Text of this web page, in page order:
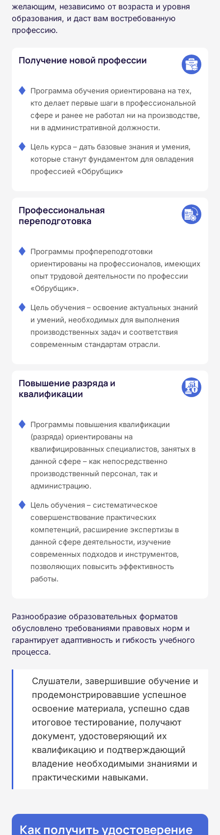
желающим, независимо от возраста и уровня
образования, и даст вам востребованную
профессию.
Получение новой профессии
Программа обучения ориентирована на тех,
кто делает первые шаги в профессиональной
сфере и ранее не работал ни на производстве,
ни в административной должности.
Цель курса – дать базовые знания и умения,
которые станут фундаментом для овладения
профессией «Обрубщик»
Профессиональная
переподготовка
Программы профпереподготовки
ориентированы на профессионалов, имеющих
опыт трудовой деятельности по профессии
«Обрубщик».
Цель обучения – освоение актуальных знаний
и умений, необходимых для выполнения
производственных задач и соответствия
современным стандартам отрасли.
Повышение разряда и
квалификации
Программы повышения квалификации
(разряда) ориентированы на
квалифицированных специалистов, занятых в
данной сфере – как непосредственно
производственный персонал, так и
администрацию.
Цель обучения – систематическое
совершенствование практических
компетенций, расширение экспертизы в
данной сфере деятельности, изучение
современных подходов и инструментов,
позволяющих повысить эффективность
работы.
Разнообразие образовательных форматов
обусловлено требованиями правовых норм и
гарантирует адаптивность и гибкость учебного
процесса.
Слушатели, завершившие обучение и
продемонстрировавшие успешное
освоение материала, успешно сдав
итоговое тестирование, получают
документ, удостоверяющий их
квалификацию и подтверждающий
владение необходимыми знаниями и
практическими навыками.
Как получить удостоверение